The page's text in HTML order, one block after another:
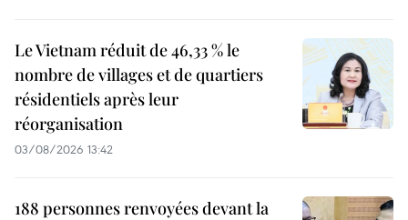
Le Vietnam réduit de 46,33 % le
nombre de villages et de quartiers
résidentiels après leur
réorganisation
03/08/2026 13:42
188 personnes renvoyées devant la